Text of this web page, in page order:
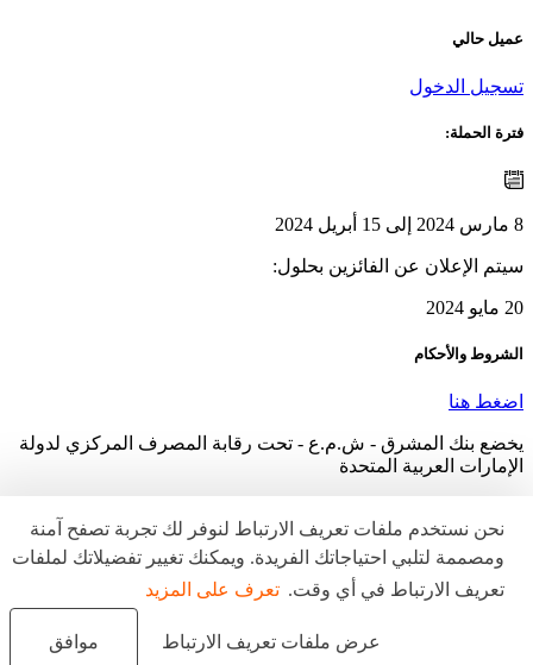
نحن نستخدم ملفات تعريف الارتباط لنوفر لك تجربة تصفح آمنة
ومصممة لتلبي احتياجاتك الفريدة. ويمكنك تغيير تفضيلاتك لملفات
تعريف الارتباط في أي وقت.تعرف على المزيد
موافق عرض ملفات تعريف الارتباط
حالي
الدخول
الحملة:
الإعلان عن الفائزين بحلول:
والأحكام
هنا
بنك المشرق - ش.م.ع - تحت رقابة المصرف المركزي لدولة
العربية المتحدة